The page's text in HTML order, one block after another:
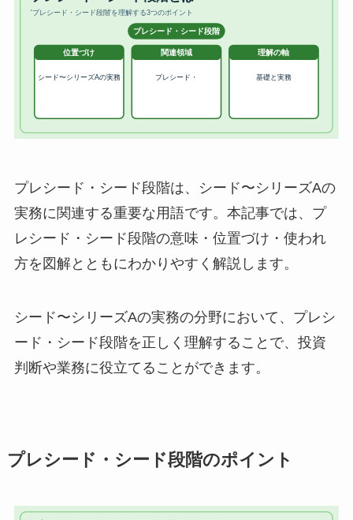
プレシード・シード段階は、シード〜シリーズAの
実務に関連する重要な用語です。本記事では、プ
レシード・シード段階の意味・位置づけ・使われ
方を図解とともにわかりやすく解説します。
シード〜シリーズAの実務の分野において、プレシ
ード・シード段階を正しく理解することで、投資
判断や業務に役立てることができます。
プレシード・シード段階のポイント